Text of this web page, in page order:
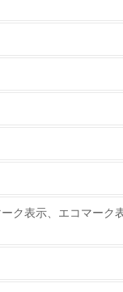
ー（電力、重油、ガ
、具体的な削減目標
ク表示、エコマーク